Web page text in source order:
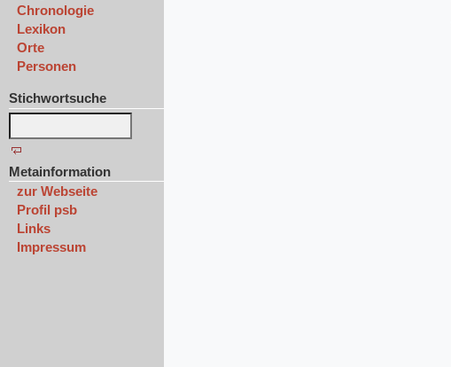
Chronologie
Lexikon
Orte
Personen
Stichwortsuche
Metainformation
zur Webseite
Profil psb
Links
Impressum